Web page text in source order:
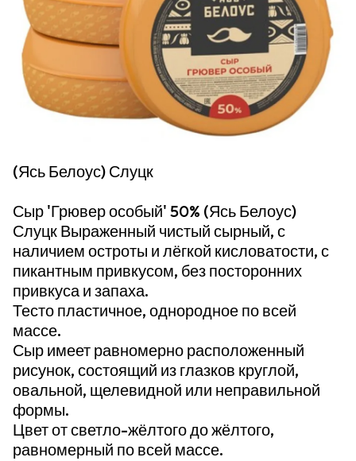
(Ясь Белоус) Слуцк
Сыр 'Грювер особый' 50% (Ясь Белоус)
Слуцк Выраженный чистый сырный, с
наличием остроты и лёгкой кисловатости, с
пикантным привкусом, без посторонних
привкуса и запаха.
Тесто пластичное, однородное по всей
массе.
Сыр имеет равномерно расположенный
рисунок, состоящий из глазков круглой,
овальной, щелевидной или неправильной
формы.
Цвет от светло-жёлтого до жёлтого,
равномерный по всей массе.